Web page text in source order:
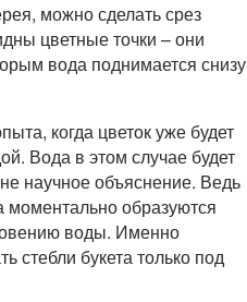
можно сделать срез
цветные точки – они
вода поднимается снизу
когда цветок уже будет
Вода в этом случае будет
научное объяснение. Ведь
моментально образуются
воды. Именно
стебли букета только под